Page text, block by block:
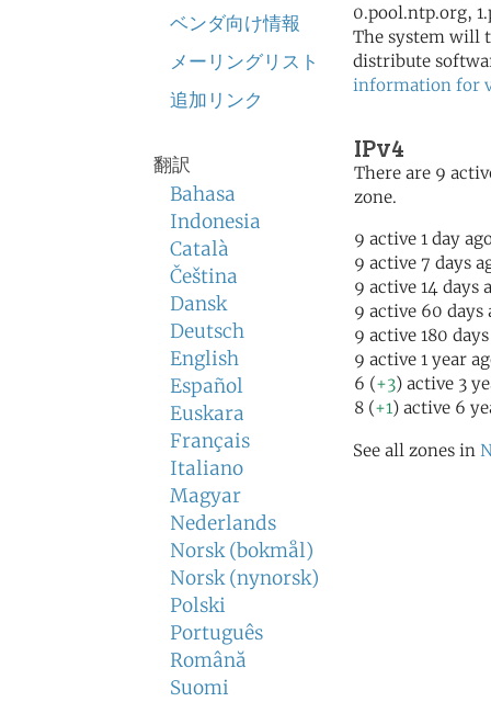
ベンダ向け情報
メーリングリスト
追加リンク
翻訳
Bahasa
Indonesia
Català
Čeština
Dansk
Deutsch
English
Español
Euskara
Français
Italiano
Magyar
Nederlands
Norsk (bokmål)
Norsk (nynorsk)
Polski
Português
Română
Suomi
0.pool.ntp.org,
The system will
distribute
information for
IPv4
There are 9
zone.
9 active 1 day
9 active 7 days
9 active 14 days
9 active 60 days
9 active 180
9 active 1 year
6 (+3) active 3
8 (+1) active 6
See all zones in